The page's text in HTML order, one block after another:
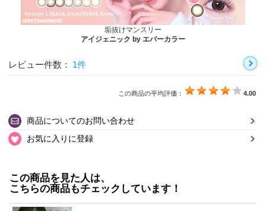
垢抜けマンスリー
アイジェニック by エバーカラー
レビュー件数： 1件
この商品の平均評価： 4.00
商品についてのお問い合わせ
お気に入りに登録
この商品を見た人は、
こちらの商品もチェックしています！